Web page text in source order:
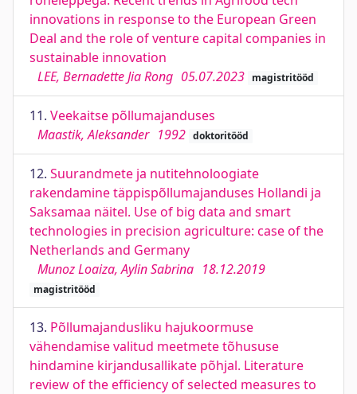
innovations in response to the European Green
Deal and the role of venture capital companies in
sustainable innovation
LEE, Bernadette Jia Rong 05.07.2023 magistritööd
11. Veekaitse põllumajanduses
Maastik, Aleksander 1992 doktoritööd
12. Suurandmete ja nutitehnoloogiate
rakendamine täppispõllumajanduses Hollandi ja
Saksamaa näitel. Use of big data and smart
technologies in precision agriculture: case of the
Netherlands and Germany
Munoz Loaiza, Aylin Sabrina 18.12.2019
magistritööd
13. Põllumajandusliku hajukoormuse
vähendamise valitud meetmete tõhususe
hindamine kirjandusallikate põhjal. Literature
review of the efficiency of selected measures to